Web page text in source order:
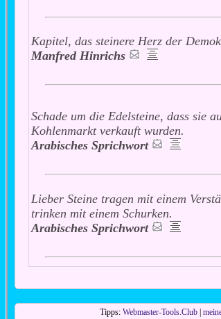
Kapitel, das steinere Herz der
Manfred Hinrichs
Schade um die Edelsteine, dass sie
Kohlenmarkt verkauft wurden.
Arabisches Sprichwort
Lieber Steine tragen mit einem
trinken mit einem Schurken.
Arabisches Sprichwort
Tipps: Webmaster-Tools.Club|